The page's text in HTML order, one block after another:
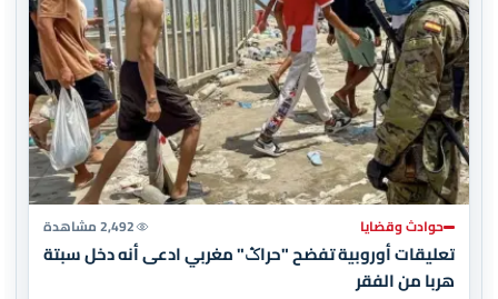
حوادث وقضايا 2,492 مشاهدة
تعليقات أوروبية تفضح "حراݣ" مغربي ادعى أنه دخل سبتة
هربا من الفقر